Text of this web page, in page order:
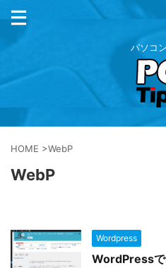
パソコ
HOME >WebP
WebP
Wordpress
WordPress